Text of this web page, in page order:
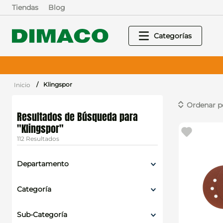
Tiendas Blog
Klingspor
Klingspor
112
Departamento
Pinturas
Categoría
Herramientas manuales
Sub-Categoría